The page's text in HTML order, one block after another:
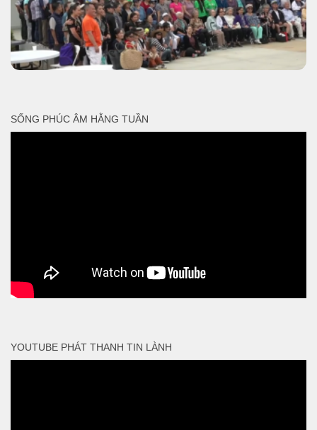
SỐNG PHÚC ÂM HẰNG TUẦN
YOUTUBE PHÁT THANH TIN LÀNH